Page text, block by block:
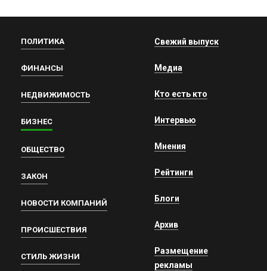
ПОЛИТИКА
ФИНАНСЫ
НЕДВИЖИМОСТЬ
БИЗНЕС
ОБЩЕСТВО
ЗАКОН
НОВОСТИ КОМПАНИЙ
ПРОИСШЕСТВИЯ
СТИЛЬ ЖИЗНИ
Свежий выпуск
Медиа
Кто есть кто
Интервью
Мнения
Рейтинги
Блоги
Архив
Размещение
рекламы